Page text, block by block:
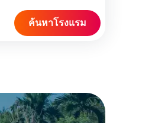
ค้นหาโรงแรม